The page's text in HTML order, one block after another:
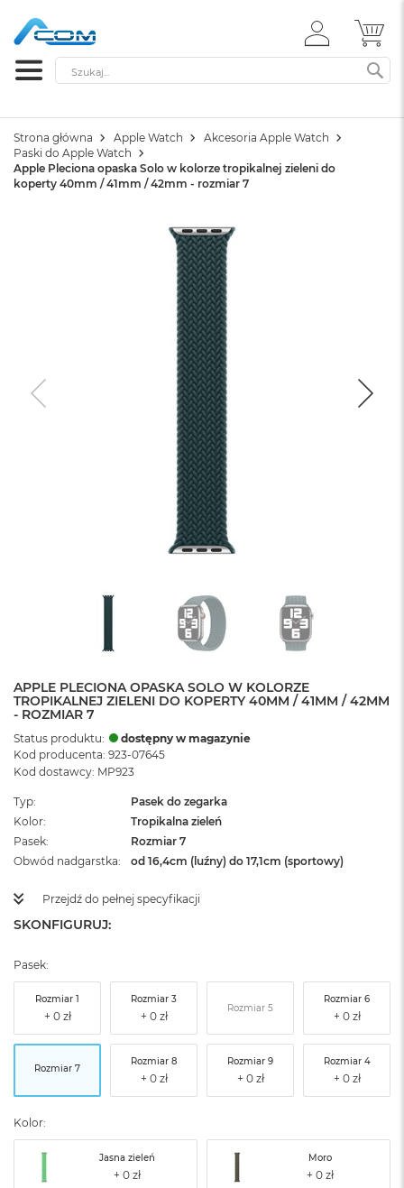
ZALOGUJ
SIĘ
Szukaj
Strona główna Apple Watch
Akcesoria Apple Watch
Paski do Apple Watch
Apple Pleciona opaska Solo w kolorze tropikalnej zieleni do
koperty 40mm / 41mm / 42mm - rozmiar 7
APPLE PLECIONA OPASKA SOLO W KOLORZE
TROPIKALNEJ ZIELENI DO KOPERTY 40MM / 41MM / 42MM
- ROZMIAR 7
Status produktu:
dostępny w magazynie
Kod producenta: 923-07645
Kod dostawcy: MP923
Typ
Pasek do zegarka
Kolor
Tropikalna zieleń
Pasek
Rozmiar 7
Obwód nadgarstka
od 16,4cm (luźny) do 17,1cm (sportowy)
Przejdź do pełnej specyfikacji
SKONFIGURUJ:
Pasek:
Rozmiar 1 Rozmiar 3
Rozmiar 5
Rozmiar 6
Rozmiar 7
Rozmiar 8 Rozmiar 9 Rozmiar 4
Kolor:
Jasna zieleń Moro